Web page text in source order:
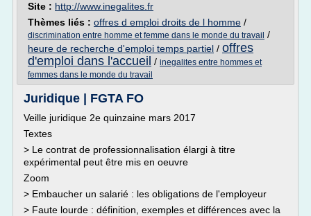
Site : http://www.inegalites.fr
Thèmes liés : offres d emploi droits de l homme /
discrimination entre homme et femme dans le monde du travail /
heure de recherche d'emploi temps partiel / offres
d'emploi dans l'accueil / inegalites entre hommes et
femmes dans le monde du travail
Juridique | FGTA FO
Veille juridique 2e quinzaine mars 2017
Textes
> Le contrat de professionnalisation élargi à titre
expérimental peut être mis en oeuvre
Zoom
> Embaucher un salarié : les obligations de l'employeur
> Faute lourde : définition, exemples et différences avec la